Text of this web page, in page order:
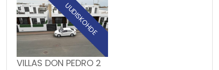
UUDISKOHDE
VILLAS DON PEDRO 2